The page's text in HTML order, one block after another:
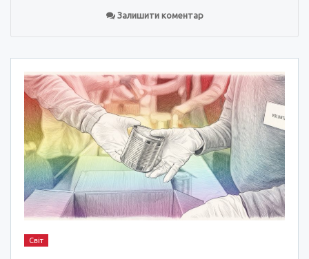
Залишити коментар
Світ